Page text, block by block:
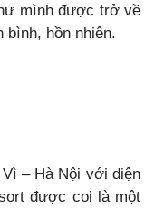
mình được trở về
bình, hồn nhiên.
– Hà Nội với diện
được coi là một